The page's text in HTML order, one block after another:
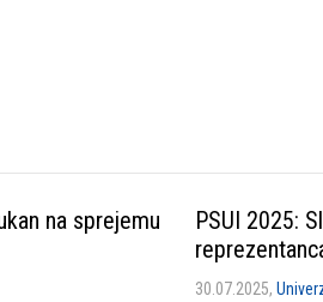
na sprejemu
PSUI 2025:
30.07.2025,